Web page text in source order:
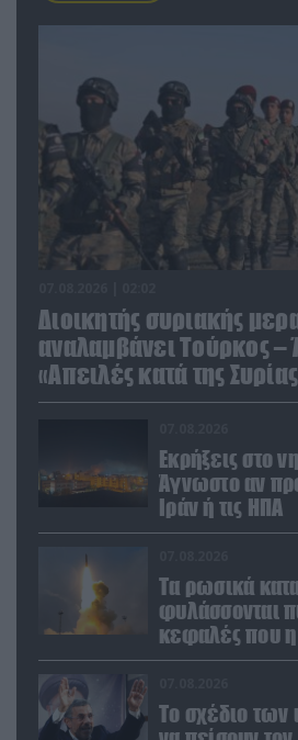
Διοικητής συριακής
αναλαμβάνει Τούρκος –
«Απειλές κατά της
απειλούν εμάς»
Εκρήξεις στο
Άγνωστο αν
Ιράν ή τις ΗΠΑ
Τα ρωσικά
φυλάσσονται
κεφαλές που η
να
Το σχέδιο των